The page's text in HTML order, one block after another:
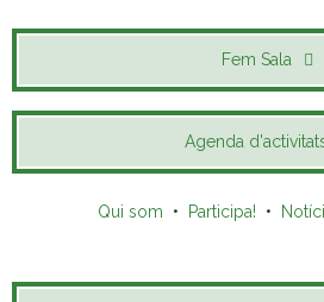
Fem Sala
Agenda
Qui som • Participa! •